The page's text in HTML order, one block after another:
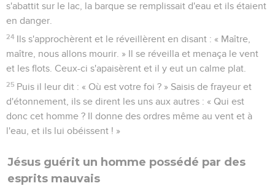
s'abattit sur le lac, la barque se remplissait d'eau et ils étaient
en danger.
24 Ils s'approchèrent et le réveillèrent en disant : « Maître,
maître, nous allons mourir. » Il se réveilla et menaça le vent
et les flots. Ceux-ci s'apaisèrent et il y eut un calme plat.
25 Puis il leur dit : « Où est votre foi ? » Saisis de frayeur et
d'étonnement, ils se dirent les uns aux autres : « Qui est
donc cet homme ? Il donne des ordres même au vent et à
l'eau, et ils lui obéissent ! »
Jésus guérit un homme possédé par des
esprits mauvais